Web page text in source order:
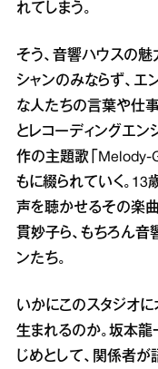
れてしまう。
そう、音響ハウスの魅
シャンのみならず、エ
な人たちの言葉や仕事
とレコーディングエ
作の主題歌「Melody-
もに綴られていく。
声を聴かせるその楽
貫妙子ら、もちろん音
ンたち。
いかにこのスタジオ
生まれるのか。坂本
じめとして、関係者が